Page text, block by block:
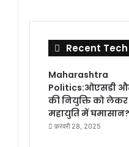
Recent
Maharashtra
Politics:ओएसडी
की नियुक्ति को लेकर
महायुति में घमासान?
फ़रवरी 28, 2025